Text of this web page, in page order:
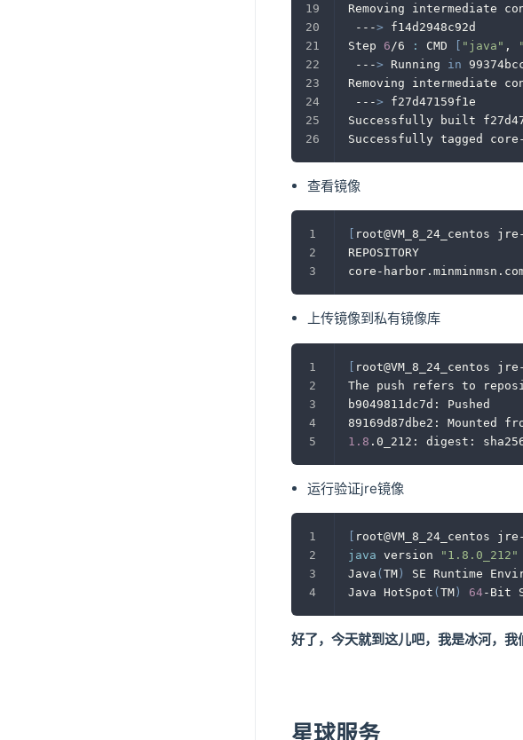
Removing intermediate
---> f14d2948c92d
Step 6 /6 : CMD "java" ,
---> Running in
Removing intermediate
---> f27d47159f1e
Successfully built
Successfully tagged
查看镜像
root@VM_8_24_centos
REPOSITORY
core-
上传镜像到私有镜像库
[ root@VM_8_24_centos
The push refers to
b9049811dc7d: Pushed
89169d87dbe2: Mounted
1.8 .0_212: digest:
运行验证jre镜像
root@VM_8_24_centos
java version
"1.8.0_212"
Java ( TM ) SE Runtime
Java HotSpot ( TM ) 64-Bit
好了，今天就到这儿吧，我是冰河，我
星球服务